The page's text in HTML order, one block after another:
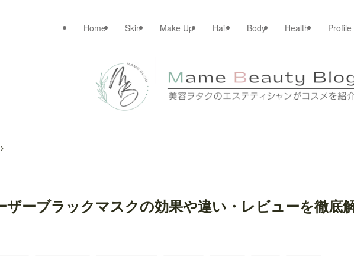
Home Skin Make Up Hair Body Health Profile
ザーブラックマスクの効果や違い・レビューを徹底